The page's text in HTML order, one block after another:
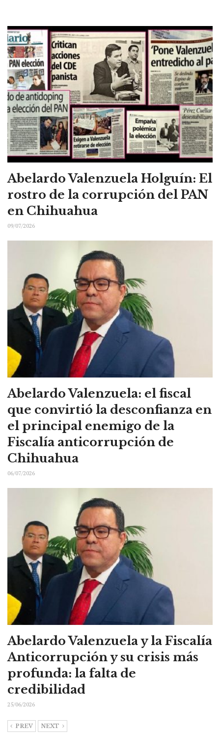
Abelardo Valenzuela Holguín: El
rostro de la corrupción del PAN
en Chihuahua
09/07/2026
Abelardo Valenzuela: el fiscal
que convirtió la desconfianza en
el principal enemigo de la
Fiscalía anticorrupción de
Chihuahua
06/07/2026
Abelardo Valenzuela y la Fiscalía
Anticorrupción y su crisis más
profunda: la falta de
credibilidad
25/06/2026
PREV NEXT